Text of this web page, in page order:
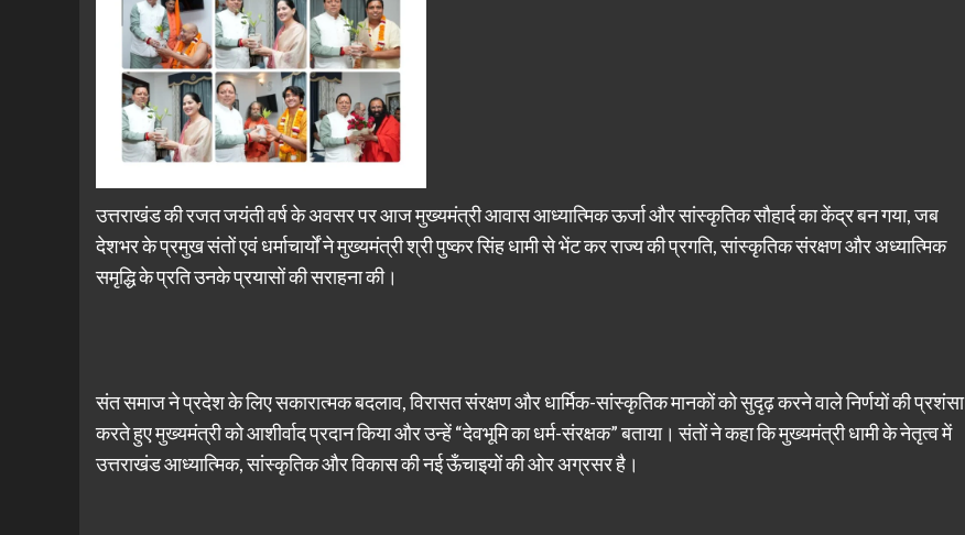
उत्तराखंड की रजत जयंती वर्ष के अवसर पर आज मुख्यमंत्री आवास आध्यात्मिक ऊर्जा और सांस्कृतिक सौहार्द का केंद्र बन गया, जब
देशभर के प्रमुख संतों एवं धर्माचार्यों ने मुख्यमंत्री श्री पुष्कर सिंह धामी से भेंट कर राज्य की प्रगति, सांस्कृतिक संरक्षण और अध्यात्मिक
समृद्धि के प्रति उनके प्रयासों की सराहना की।
संत समाज ने प्रदेश के लिए सकारात्मक बदलाव, विरासत संरक्षण और धार्मिक-सांस्कृतिक मानकों को सुदृढ़ करने वाले निर्णयों की प्रशंसा
करते हुए मुख्यमंत्री को आशीर्वाद प्रदान किया और उन्हें “देवभूमि का धर्म-संरक्षक” बताया। संतों ने कहा कि मुख्यमंत्री धामी के नेतृत्व में
उत्तराखंड आध्यात्मिक, सांस्कृतिक और विकास की नई ऊँचाइयों की ओर अग्रसर है।